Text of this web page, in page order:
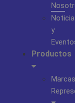
y
Productos
Marcas